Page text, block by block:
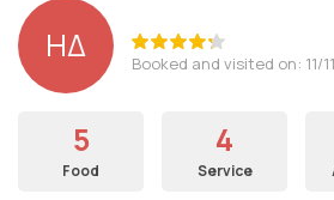
ΗΔ Booked and visited on: 11/
5
Food
4
Service